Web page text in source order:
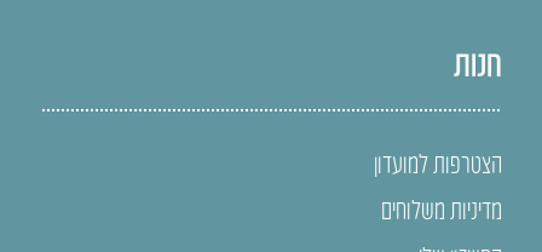
חנות
הצטרפות למועדון
מדיניות משלוחים